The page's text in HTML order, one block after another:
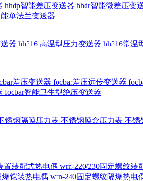
hhdp智能差压变送器 hhdr智能微差压变
单法兰变送器
器 hh316 高温型压力变送器 hh316常温
差压变送器 focbar差压远传变送器
focbar智能卫生型绝压变送器
锈钢隔膜压力表 不锈钢膜盒压力表 不锈
置装配式热电偶 wrn-220/230固定螺纹装
爆铠装热电偶 wrn-240固定螺纹隔爆热电